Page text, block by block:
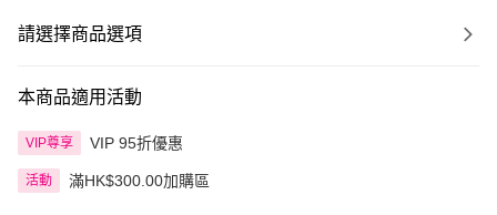
請選擇商品選項
本商品適用活動
VIP尊享 VIP 95折優惠
活動 滿HK$300.00加購區